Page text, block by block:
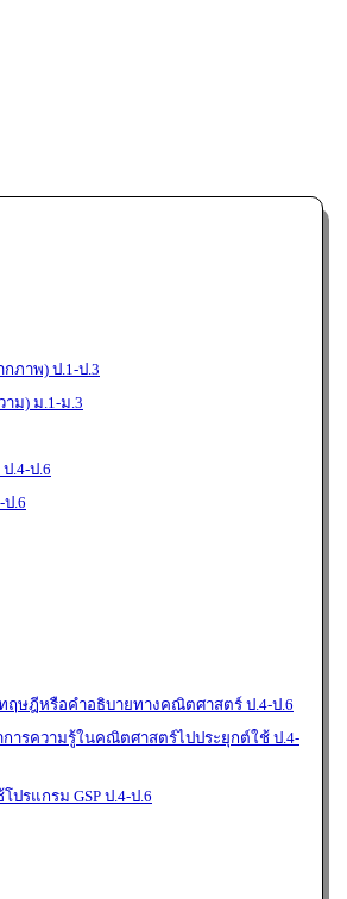
ภาพ) ป.1-ป.3
ม) ม.1-ม.3
.4-ป.6
.6
ฤษฎีหรือคำอธิบายทางคณิตศาสตร์ ป.4-ป.6
ารความรู้ในคณิตศาสตร์ไปประยุกต์ใช้ ป.4-
รแกรม GSP ป.4-ป.6